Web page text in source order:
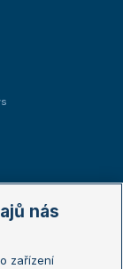
nás
zařízení